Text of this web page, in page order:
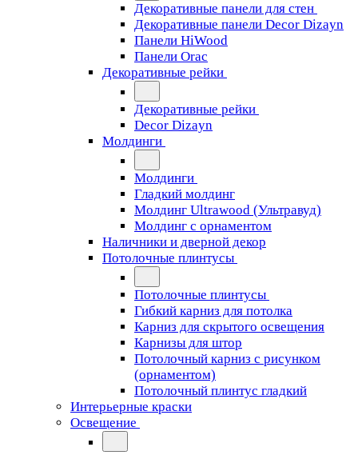
Декоративные панели для стен
Декоративные панели Decor Dizayn
Панели HiWood
Панели Orac
Декоративные рейки
Декоративные рейки
Decor Dizayn
Молдинги
Молдинги
Гладкий молдинг
Молдинг Ultrawood (Ультравуд)
Молдинг с орнаментом
Наличники и дверной декор
Потолочные плинтусы
Потолочные плинтусы
Гибкий карниз для потолка
Карниз для скрытого освещения
Карнизы для штор
Потолочный карниз с рисунком
(орнаментом)
Потолочный плинтус гладкий
Интерьерные краски
Освещение